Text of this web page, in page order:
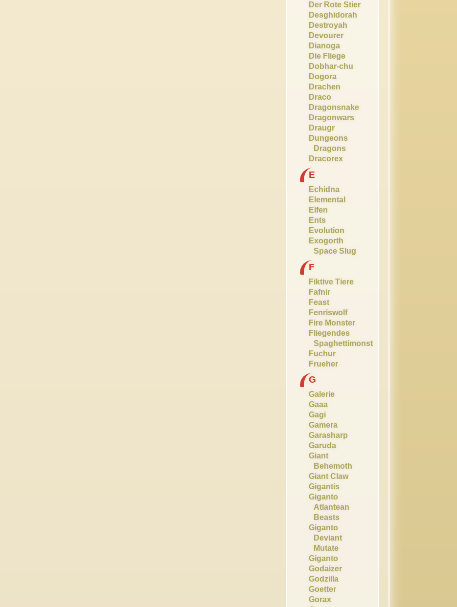
Der Rote Stier
Desghidorah
Destroyah
Devourer
Dianoga
Die Fliege
Dobhar-chu
Dogora
Drachen
Draco
Dragonsnake
Dragonwars
Draugr
Dungeons
Dragons
Dracorex
E
Echidna
Elemental
Elfen
Ents
Evolution
Exogorth
Space Slug
F
Fiktive Tiere
Fafnir
Feast
Fenriswolf
Fire Monster
Fliegendes
Spaghettimonster
Fuchur
Frueher
G
Galerie
Gaaa
Gagi
Gamera
Garasharp
Garuda
Giant
Behemoth
Giant Claw
Gigantis
Giganto
Atlantean
Beasts
Giganto
Deviant
Mutate
Giganto
Godaizer
Godzilla
Goetter
Gorax